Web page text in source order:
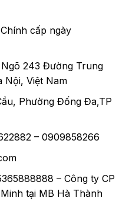
cấp ngày
243 Đường Trung
Nội, Việt Nam
Phường Đống Đa,TP
– 0909858266
– Công ty CP
tại MB Hà Thành